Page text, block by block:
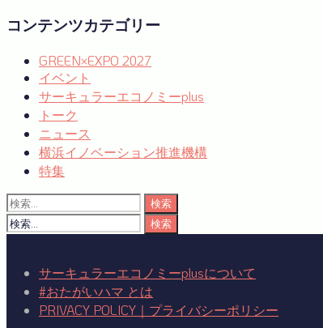
ン
コンテンツカテゴリー
GREEN×EXPO 2027
イベント
サーキュラーエコノミーplus
トーク
ニュース
横浜イノベーション推進機構
特集
検
索:
検
サーキュラーエコノミーplusについて
#おたがいハマ とは
PRIVACY POLICY｜プライバシーポリシー